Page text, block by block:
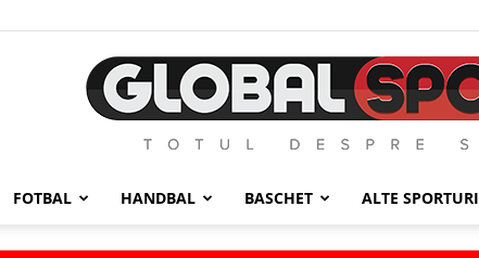
FOTBAL HANDBAL BASCHET ALTE SPORTURI